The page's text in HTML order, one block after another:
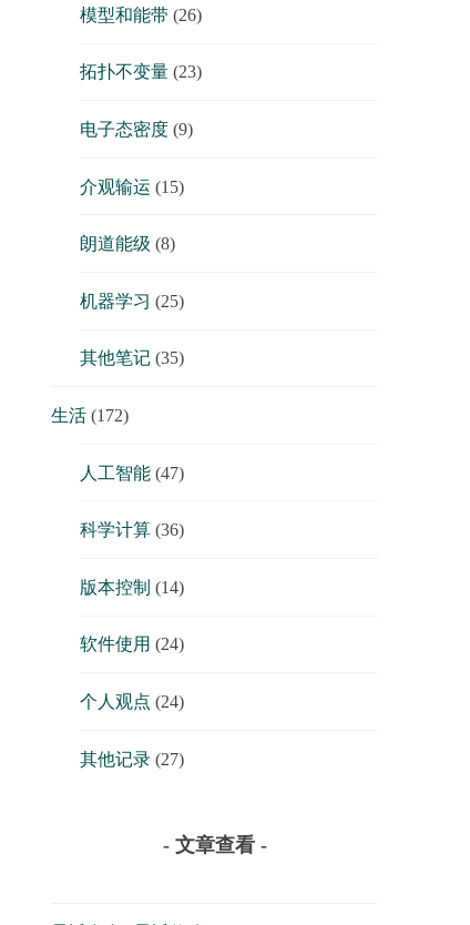
模型和能带 (26)
拓扑不变量 (23)
电子态密度 (9)
介观输运 (15)
朗道能级 (8)
机器学习 (25)
其他笔记 (35)
生活 (172)
人工智能 (47)
科学计算 (36)
版本控制 (14)
软件使用 (24)
个人观点 (24)
其他记录 (27)
- 文章查看 -